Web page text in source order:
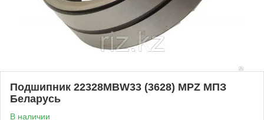
Подшипник 22328MBW33 (3628) MPZ МПЗ
Беларусь
В наличии